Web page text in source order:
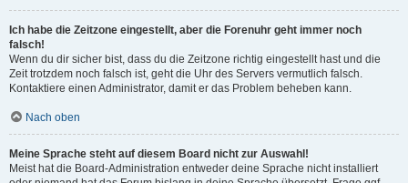
Ich habe die Zeitzone eingestellt, aber die Forenuhr geht immer noch
falsch!
Wenn du dir sicher bist, dass du die Zeitzone richtig eingestellt hast und die
Zeit trotzdem noch falsch ist, geht die Uhr des Servers vermutlich falsch.
Kontaktiere einen Administrator, damit er das Problem beheben kann.
Nach oben
Meine Sprache steht auf diesem Board nicht zur Auswahl!
Meist hat die Board-Administration entweder deine Sprache nicht installiert